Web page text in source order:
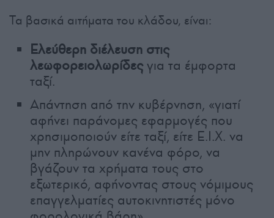
Τα βασικά αιτήματα του κλάδου, είναι:
Ελεύθερη διέλευση στις
λεωφορειολωρίδες για τα έμφορτα
ταξί.
Απάντηση από την κυβέρνηση, «γιατί
αφήνει παράνομες εφαρμογές που
χρησιμοποιούν είτε ταξί, είτε Ε.Ι.Χ. να
μην πληρώνουν κανένα φόρο, να
βγάζουν τα χρήματα τους στο
εξωτερικό, αφήνοντας στους νόμιμους
επαγγελματίες αυτοκινητιστές μόνο